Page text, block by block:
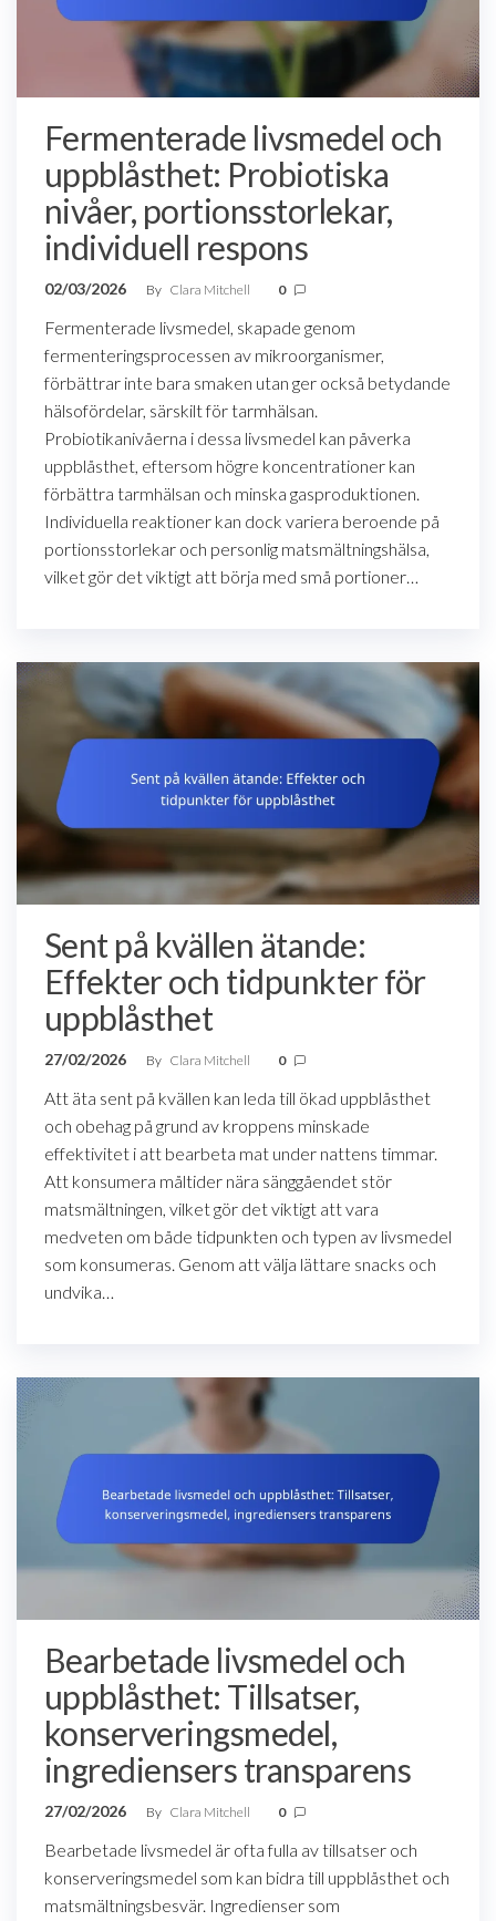
Fermenterade livsmedel och
uppblåsthet: Probiotiska
nivåer, portionsstorlekar,
individuell respons
02/03/2026 By Clara Mitchell 0
Fermenterade livsmedel, skapade genom
fermenteringsprocessen av mikroorganismer,
förbättrar inte bara smaken utan ger också betydande
hälsofördelar, särskilt för tarmhälsan.
Probiotikanivåerna i dessa livsmedel kan påverka
uppblåsthet, eftersom högre koncentrationer kan
förbättra tarmhälsan och minska gasproduktionen.
Individuella reaktioner kan dock variera beroende på
portionsstorlekar och personlig matsmältningshälsa,
vilket gör det viktigt att börja med små portioner…
Sent på kvällen ätande:
Effekter och tidpunkter för
uppblåsthet
27/02/2026 By Clara Mitchell 0
Att äta sent på kvällen kan leda till ökad uppblåsthet
och obehag på grund av kroppens minskade
effektivitet i att bearbeta mat under nattens timmar.
Att konsumera måltider nära sänggåendet stör
matsmältningen, vilket gör det viktigt att vara
medveten om både tidpunkten och typen av livsmedel
som konsumeras. Genom att välja lättare snacks och
undvika…
Bearbetade livsmedel och
uppblåsthet: Tillsatser,
konserveringsmedel,
ingrediensers transparens
27/02/2026 By Clara Mitchell 0
Bearbetade livsmedel är ofta fulla av tillsatser och
konserveringsmedel som kan bidra till uppblåsthet och
matsmältningsbesvär. Ingredienser som